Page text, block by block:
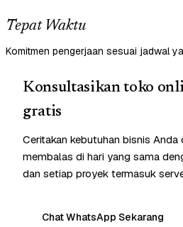
Tepat Waktu
Komitmen pengerjaan sesuai jadwal
Konsultasikan toko
gratis
Ceritakan kebutuhan bisnis Anda
membalas di hari yang sama
dan setiap proyek termasuk
Chat WhatsApp Sekarang